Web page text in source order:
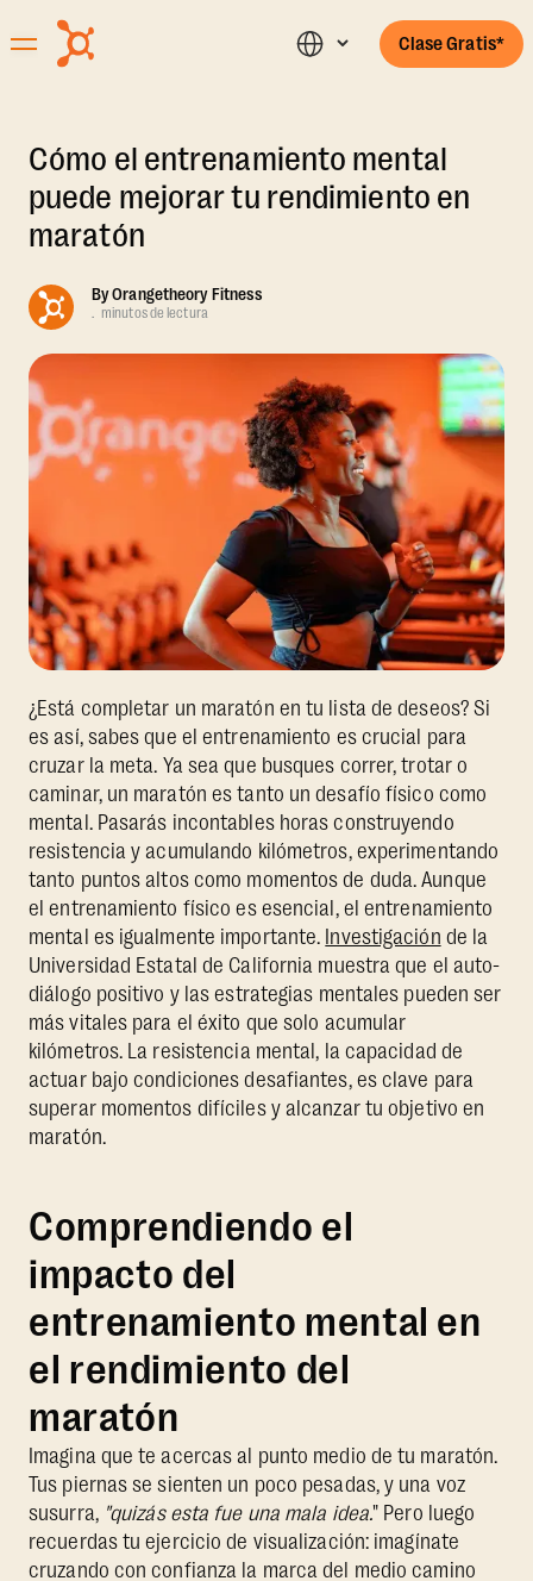
Clase Gratis*
Cómo el entrenamiento mental
puede mejorar tu rendimiento en
maratón
ByOrangetheory Fitness
. minutos de lectura
¿Está completar un maratón en tu lista de deseos? Si
es así, sabes que el entrenamiento es crucial para
cruzar la meta. Ya sea que busques correr, trotar o
caminar, un maratón es tanto un desafío físico como
mental. Pasarás incontables horas construyendo
resistencia y acumulando kilómetros, experimentando
tanto puntos altos como momentos de duda. Aunque
el entrenamiento físico es esencial, el entrenamiento
mental es igualmente importante. Investigación de la
Universidad Estatal de California muestra que el auto-
diálogo positivo y las estrategias mentales pueden ser
más vitales para el éxito que solo acumular
kilómetros. La resistencia mental, la capacidad de
actuar bajo condiciones desafiantes, es clave para
superar momentos difíciles y alcanzar tu objetivo en
maratón.
Comprendiendo el
impacto del
entrenamiento mental en
el rendimiento del
maratón
Imagina que te acercas al punto medio de tu maratón.
Tus piernas se sienten un poco pesadas, y una voz
susurra, "quizás esta fue una mala idea." Pero luego
recuerdas tu ejercicio de visualización: imagínate
cruzando con confianza la marca del medio camino